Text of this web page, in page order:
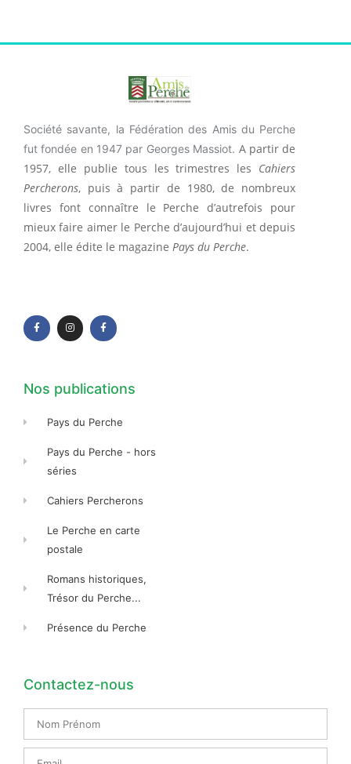
Société savante, la Fédération des Amis du Perche
fut fondée en 1947 par Georges Massiot. A partir de
1957, elle publie tous les trimestres les Cahiers
Percherons, puis à partir de 1980, de nombreux
livres font connaître le Perche d’autrefois pour
mieux faire aimer le Perche d’aujourd’hui et depuis
2004, elle édite le magazine Pays du Perche.
c
e
b
o
s
t
a
g
c
e
b
o
Nos publications
Pays du Perche
Pays du Perche - hors
séries
Cahiers Percherons
Le Perche en carte
postale
Romans historiques,
Trésor du Perche...
Présence du Perche
Contactez-nous
Prénom